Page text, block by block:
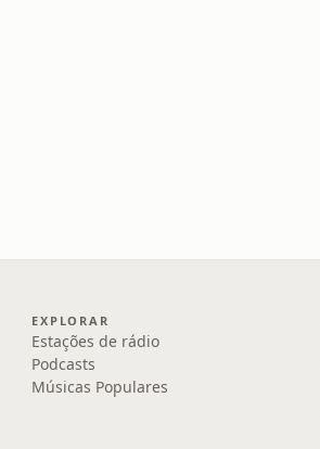
EXPLORAR
Estações de rádio
Podcasts
Músicas Populares